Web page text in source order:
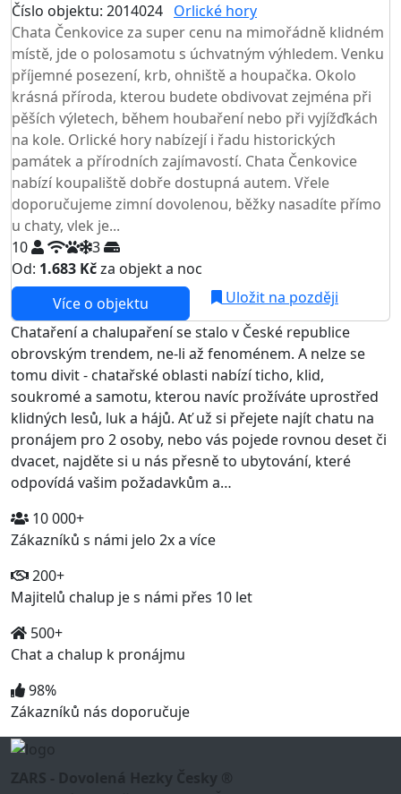
Číslo objektu: 2014024 Orlické hory
Chata Čenkovice za super cenu na mimořádně klidném
místě, jde o polosamotu s úchvatným výhledem. Venku
příjemné posezení, krb, ohniště a houpačka. Okolo
krásná příroda, kterou budete obdivovat zejména při
pěších výletech, během houbaření nebo při vyjížďkách
na kole. Orlické hory nabízejí i řadu historických
památek a přírodních zajímavostí. Chata Čenkovice
nabízí koupaliště dobře dostupná autem. Vřele
doporučujeme zimní dovolenou, běžky nasadíte přímo
u chaty, vlek je...
10
3
Od: 1.683 Kčza objekt a noc
Více o objektu
Uložit na později
Chataření a chalupaření se stalo v České republice
obrovským trendem, ne-li až fenoménem. A nelze se
tomu divit - chatařské oblasti nabízí ticho, klid,
soukromé a samotu, kterou navíc prožíváte uprostřed
klidných lesů, luk a hájů. Ať už si přejete najít chatu na
pronájem pro 2 osoby, nebo vás pojede rovnou deset či
dvacet, najděte si u nás přesně to ubytování, které
odpovídá vašim požadavkům a…
10 000+
Zákazníků s námi jelo 2x a více
200+
Majitelů chalup je s námi přes 10 let
500+
Chat a chalup k pronájmu
98%
Zákazníků nás doporučuje
ZARS - Dovolená Hezky Česky ®